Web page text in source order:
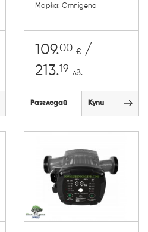
Марка: Omnigena
109.00 € /
213.19 лв.
Разгледай Купи